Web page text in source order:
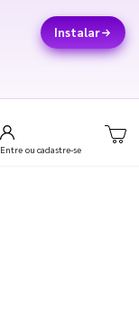
Instalar
Entre ou cadastre-se